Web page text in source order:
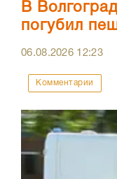
В
погубил
06.08.2026 12:23
Комментарии